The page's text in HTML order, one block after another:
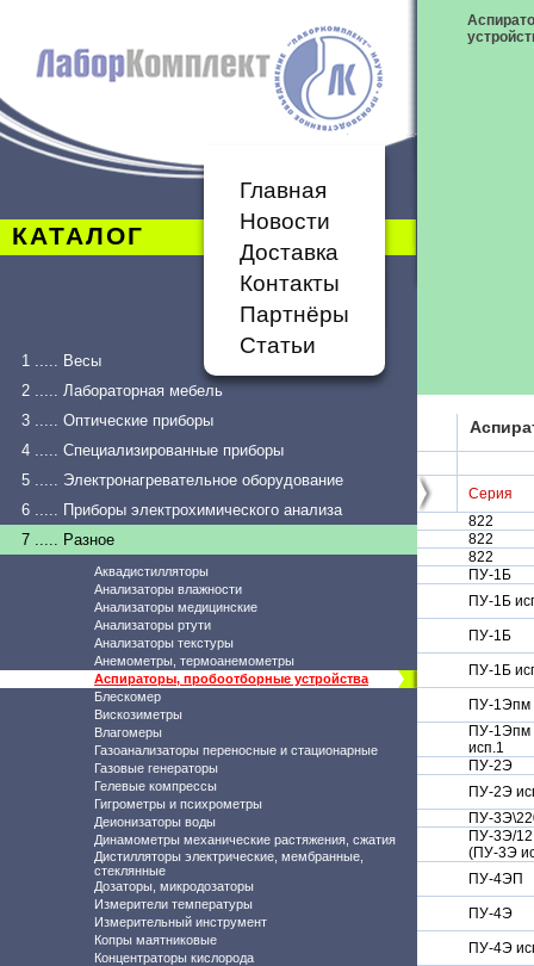
КАТАЛОГ
Главная
Новости
Доставка
Контакты
Партнёры
Статьи
1 ..... Весы
2 ..... Лабораторная мебель
3 ..... Оптические приборы
4 ..... Специализированные приборы
5 ..... Электронагревательное оборудование
6 ..... Приборы электрохимического анализа
7 ..... Разное
Аквадистилляторы
Анализаторы влажности
Анализаторы медицинские
Анализаторы ртути
Анализаторы текстуры
Анемометры, термоанемометры
Аспираторы, пробоотборные устройства
Блескомер
Вискозиметры
Влагомеры
Газоанализаторы переносные и стационарные
Газовые генераторы
Гелевые компрессы
Гигрометры и психрометры
Деионизаторы воды
Динамометры механические растяжения, сжатия
Дистилляторы электрические, мембранные,
стеклянные
Дозаторы, микродозаторы
Измерители температуры
Измерительный инструмент
Копры маятниковые
Концентраторы кислорода
Серия
822
822
822
ПУ-1Б
ПУ-1Б
ПУ-1Б
ПУ-1Б
ПУ-1Эпм
ПУ-1Эпм
исп.1
ПУ-2Э
ПУ-2Э
ПУ-
ПУ-3Э/12
(ПУ-3Э
ПУ-4ЭП
ПУ-4Э
ПУ-4Э